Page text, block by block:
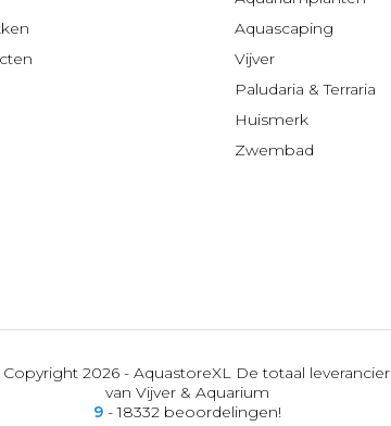
Aquascaping
Vijver
Paludaria & Terraria
Huismerk
Zwembad
2026 - AquastoreXL De totaal leverancier
van Vijver & Aquarium
9 - 18332 beoordelingen!